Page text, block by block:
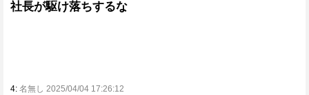
社長が駆け落ちするな
4: 名無し 2025/04/04 17:26:12